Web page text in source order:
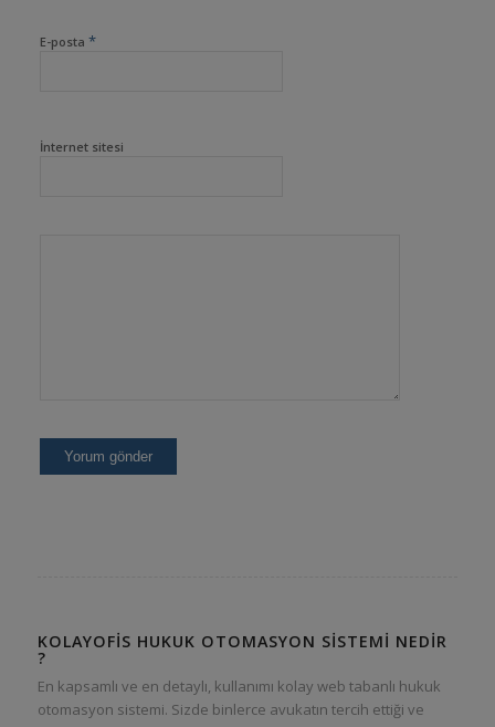
E-posta *
İnternet sitesi
KOLAYOFIS HUKUK OTOMASYON SISTEMI NEDIR
?
En kapsamlı ve en detaylı, kullanımı kolay web tabanlı hukuk
otomasyon sistemi. Sizde binlerce avukatın tercih ettiği ve